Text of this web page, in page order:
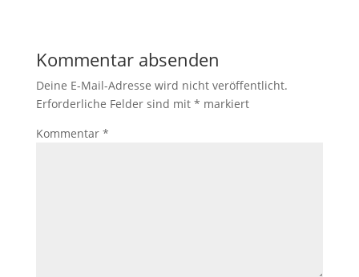
Kommentar absenden
Deine E-Mail-Adresse wird nicht veröffentlicht.
Erforderliche Felder sind mit * markiert
Kommentar *